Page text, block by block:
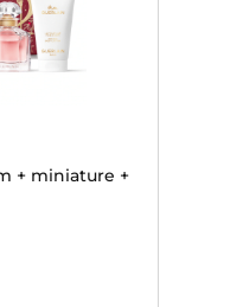
+ miniature +